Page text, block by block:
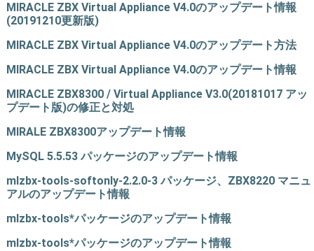
MIRACLE ZBX Virtual Appliance V4.0のアップデート情報
(20191210更新版)
MIRACLE ZBX Virtual Appliance V4.0のアップデート方法
MIRACLE ZBX Virtual Appliance V4.0のアップデート情報
MIRACLE ZBX8300 / Virtual Appliance V3.0(20181017 アッ
プデート版)の修正と対処
MIRALE ZBX8300アップデート情報
MySQL 5.5.53 パッケージのアップデート情報
mlzbx-tools-softonly-2.2.0-3 パッケージ、ZBX8220 マニュ
アルのアップデート情報
mlzbx-tools*パッケージのアップデート情報
mlzbx-tools*パッケージのアップデート情報